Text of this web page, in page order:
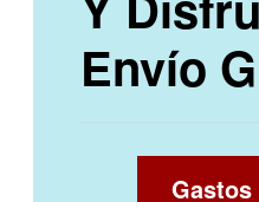
Envío
Gastos